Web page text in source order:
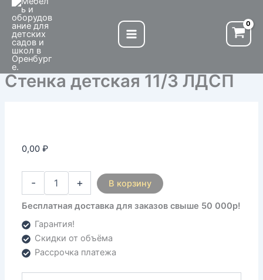
Перейти
содержимому
Стенка детская 11/3 ЛДСП
0,00₽
-
Количество
товара
Стенка
детская
11/3
ЛДСП
+ В корзину
Бесплатная доставка для заказов свыше 50 000р!
Гарантия!
Скидки от объёма
Рассрочка платежа